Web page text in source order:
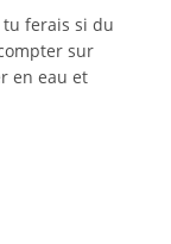
tu ferais si du
sur
en eau et